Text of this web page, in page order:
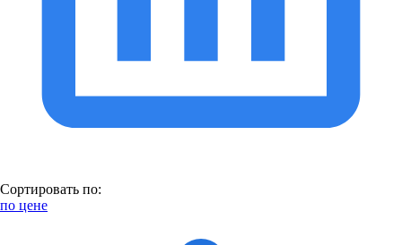
Сортировать по:
по цене